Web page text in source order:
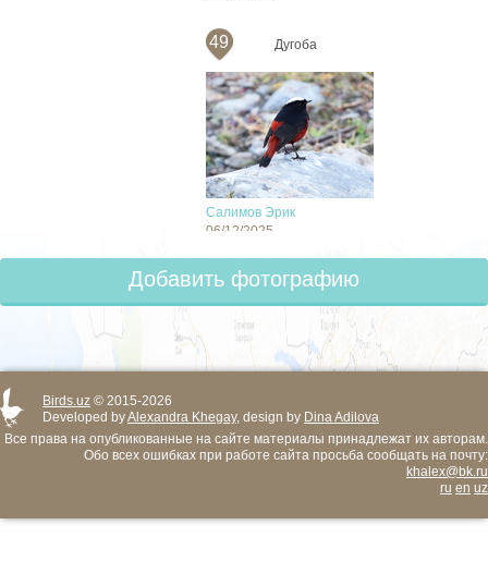
49 Дугоба
Салимов Эрик
06/12/2025
Добавить фотографию
Birds.uz © 2015-2026
Developed byAlexandra Khegay, design by Dina Adilova
Все права на опубликованные на сайте материалы принадлежат их авторам.
Обо всех ошибках при работе сайта просьба сообщать на почту:
khalex@bk.ru
ru en uz